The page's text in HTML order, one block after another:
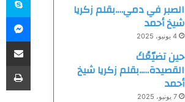
الصبر في دمي….بقلم زكريا
شيخ أحمد
4 يونيو، 2025
حين تضيّعُكَ
القصيدة…..بقلم زكريا شيخ
أحمد
7 يونيو، 2025